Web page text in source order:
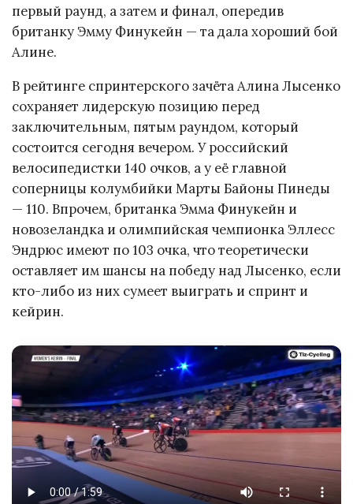
первый раунд, а затем и финал, опередив
британку Эмму Финукейн — та дала хороший бой
Алине.
В рейтинге спринтерского зачёта Алина Лысенко
сохраняет лидерскую позицию перед
заключительным, пятым раундом, который
состоится сегодня вечером. У российский
велосипедистки 140 очков, а у её главной
соперницы колумбийки Марты Байоны Пинеды
— 110. Впрочем, британка Эмма Финукейн и
новозеландка и олимпийская чемпионка Эллесс
Эндрюс имеют по 103 очка, что теоретически
оставляет им шансы на победу над Лысенко, если
кто-либо из них сумеет выиграть и спринт и
кейрин.